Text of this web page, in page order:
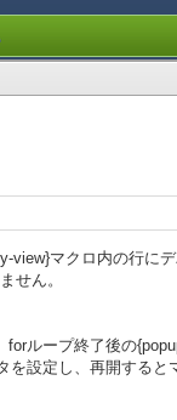
view}マクロ内の行に
せん。
ループ終了後の
設定し、再開すると